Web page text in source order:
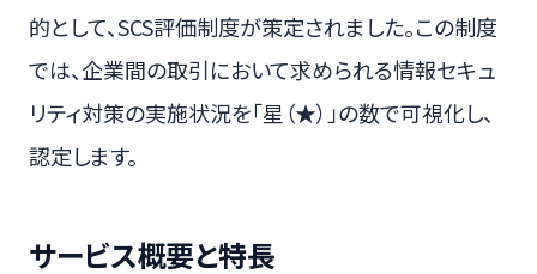
的として、SCS評価制度が策定されました。この制度
では、企業間の取引において求められる情報セキュ
リティ対策の実施状況を「星（★）」の数で可視化し、
認定します。
サービス概要と特長